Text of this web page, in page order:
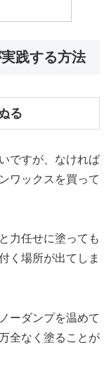
践する方法
る
ですが、なければ
ワックスを買って
力任せに塗っても
く場所が出てしま
ーダンプを温めて
全なく塗ることが